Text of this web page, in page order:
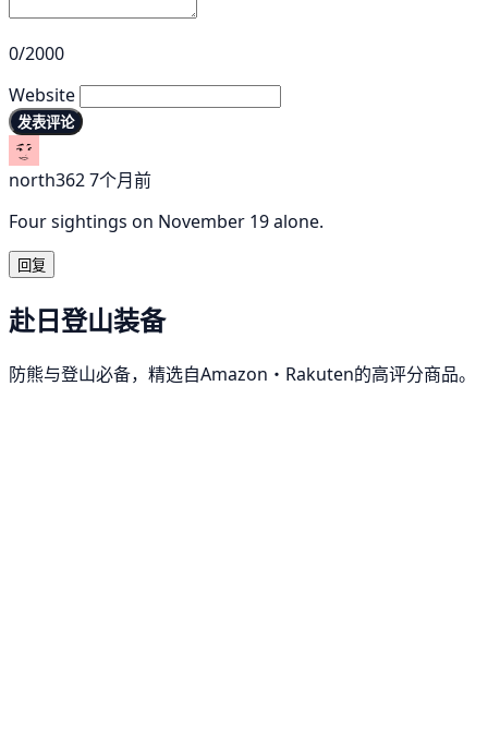
0/2000
Website
发表评论
north3627个月前
Four sightings on November 19 alone.
回复
赴日登山装备
防熊与登山必备，精选自Amazon・Rakuten的高评分商品。